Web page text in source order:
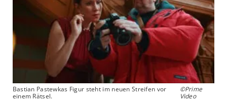
Bastian Pastewkas Figur steht im neuen Streifen vor
einem Rätsel.
©Prime
Video